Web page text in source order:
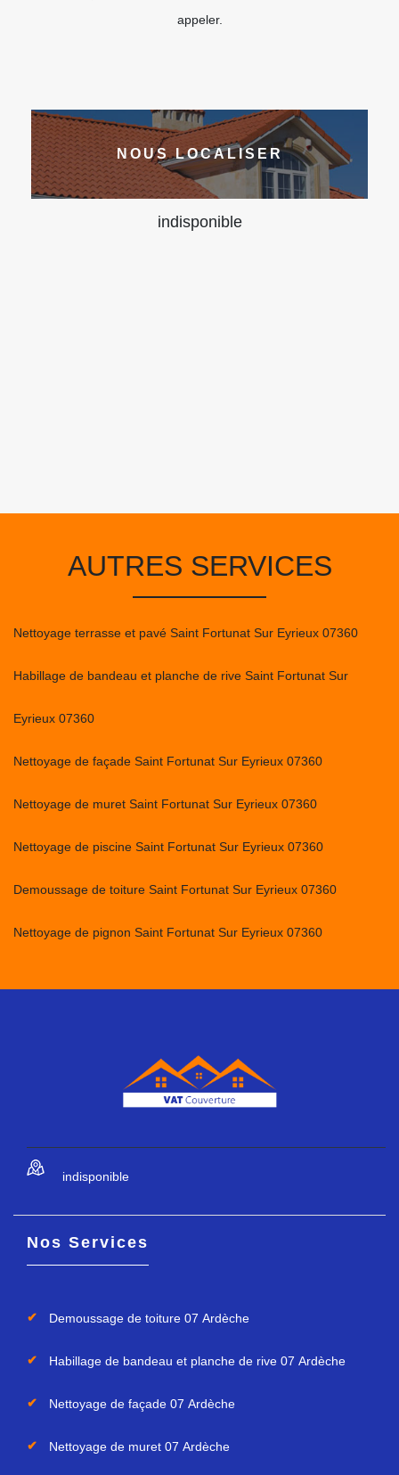
appeler.
NOUS LOCALISER
indisponible
AUTRES SERVICES
Nettoyage terrasse et pavé Saint Fortunat Sur Eyrieux 07360
Habillage de bandeau et planche de rive Saint Fortunat Sur
Eyrieux 07360
Nettoyage de façade Saint Fortunat Sur Eyrieux 07360
Nettoyage de muret Saint Fortunat Sur Eyrieux 07360
Nettoyage de piscine Saint Fortunat Sur Eyrieux 07360
Demoussage de toiture Saint Fortunat Sur Eyrieux 07360
Nettoyage de pignon Saint Fortunat Sur Eyrieux 07360
indisponible
Nos Services
Demoussage de toiture 07 Ardèche
Habillage de bandeau et planche de rive 07 Ardèche
Nettoyage de façade 07 Ardèche
Nettoyage de muret 07 Ardèche